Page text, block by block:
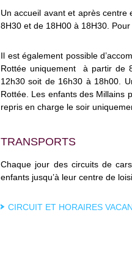
Un accueil avant et après centre
8H30 et de 18H00 à 18H30.
Il est également possible
Rottée uniquement à partir de
12h30 soit de 16h30 à 18h00.
Rottée. Les enfants des Millains
repris en charge le soir
TRANSPORTS
Chaque jour des circuits de
enfants jusqu’à leur centre de
CIRCUIT ET HORAIRES